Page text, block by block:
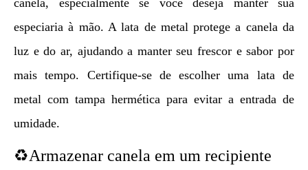
especiaria à mão. A lata de metal protege a canela da
luz e do ar, ajudando a manter seu frescor e sabor por
mais tempo. Certifique-se de escolher uma lata de
metal com tampa hermética para evitar a entrada de
umidade.
♻️Armazenar canela em um recipiente